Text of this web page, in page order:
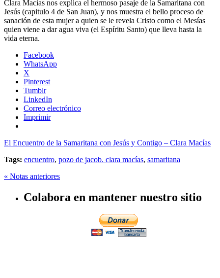
Clara Macías nos explica el hermoso pasaje de la Samaritana con
Jesús (capitulo 4 de San Juan), y nos muestra el bello proceso de
sanación de esta mujer a quien se le revela Cristo como el Mesías
quien viene a dar agua viva (el Espíritu Santo) que lleva hasta la
vida eterna.
Facebook
WhatsApp
X
Pinterest
Tumblr
LinkedIn
Correo electrónico
Imprimir
El Encuentro de la Samaritana con Jesús y Contigo – Clara Macías
Tags: encuentro, pozo de jacob. clara macías, samaritana
« Notas anteriores
Colabora en mantener nuestro sitio